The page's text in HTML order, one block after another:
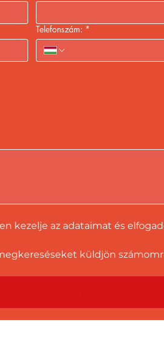
Telefonszám: *
kezelje az adataimat és
küldjön